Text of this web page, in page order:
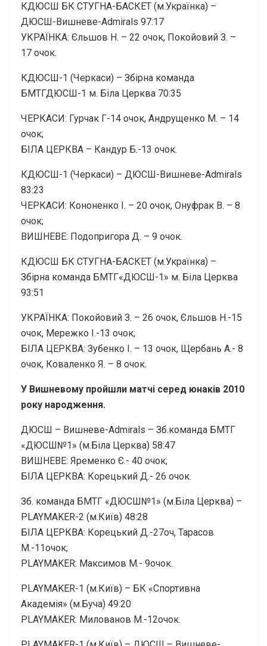
КДЮСШ БК СТУГНА-БАСКЕТ (м.Українка) –
ДЮСШ-Вишневе-Admirals 97:17
УКРАЇНКА: Єльшов Н. – 22 очок, Покойовий З. –
17 очок.
КДЮСШ-1 (Черкаси) – Збірна команда
БМТГДЮСШ-1 м. Біла Церква 70:35
ЧЕРКАСИ: Гурчак Г-14 очок, Андрущенко М. – 14
очок;
БІЛА ЦЕРКВА – Кандур Б.-13 очок.
КДЮСШ-1 (Черкаси) – ДЮСШ-Вишневе-Admirals
83:23
ЧЕРКАСИ: Кононенко І. – 20 очок, Онуфрак В. – 8
очок;
ВИШНЕВЕ: Подопригора Д. – 9 очок.
КДЮСШ БК СТУГНА-БАСКЕТ (м.Українка) –
Збірна команда БМТГ«ДЮСШ-1» м. Біла Церква
93:51
УКРАЇНКА: Покойовий З. – 26 очок, Єльшов Н.-15
очок, Мережко І.-13 очок;
БІЛА ЦЕРКВА: Зубенко І. – 13 очок, Щербань А.- 8
очок, Коваленко Я. – 8 очок.
У Вишневому пройшли матчі серед юнаків 2010
року народження.
ДЮСШ – Вишневе-Admirals – Зб.команда БМТГ
«ДЮСШ№1» (м.Біла Церква) 58:47
ВИШНЕВЕ: Яременко Є.- 40 очок;
БІЛА ЦЕРКВА: Корецький Д.- 26 очок.
Зб. команда БМТГ «ДЮСШ№1» (м.Біла Церква) –
PLAYMAKER-2 (м.Київ) 48:28
БІЛА ЦЕРКВА: Корецький Д.-27оч, Тарасов
М.-11очок;
PLAYMAKER: Максимов М.- 9очок.
PLAYMAKER-1 (м.Київ) – БК «Спортивна
Академія» (м.Буча) 49:20
PLAYMAKER: Милованов М.-12очок.